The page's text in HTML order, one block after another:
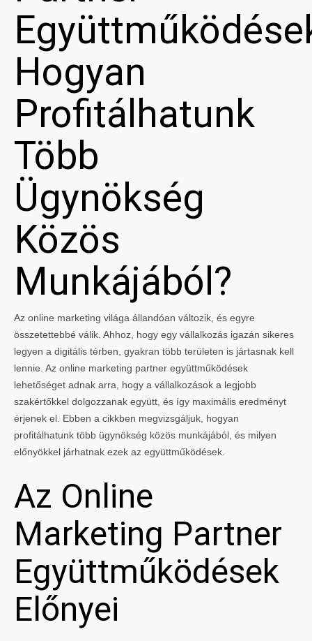
Hogyan
Profitálhatunk
Több
Ügynökség
Közös
Munkájából?
Az online marketing világa állandóan változik, és egyre
összetettebbé válik. Ahhoz, hogy egy vállalkozás igazán sikeres
legyen a digitális térben, gyakran több területen is jártasnak kell
lennie. Az online marketing partner együttműködések
lehetőséget adnak arra, hogy a vállalkozások a legjobb
szakértőkkel dolgozzanak együtt, és így maximális eredményt
érjenek el. Ebben a cikkben megvizsgáljuk, hogyan
profitálhatunk több ügynökség közös munkájából, és milyen
előnyökkel járhatnak ezek az együttműködések.
Az Online
Marketing Partner
Együttműködések
Előnyei